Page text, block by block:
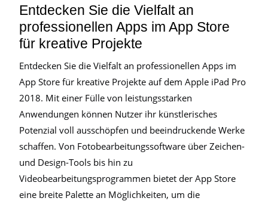
Entdecken Sie die Vielfalt an
professionellen Apps im App Store
für kreative Projekte
Entdecken Sie die Vielfalt an professionellen Apps im
App Store für kreative Projekte auf dem Apple iPad Pro
2018. Mit einer Fülle von leistungsstarken
Anwendungen können Nutzer ihr künstlerisches
Potenzial voll ausschöpfen und beeindruckende Werke
schaffen. Von Fotobearbeitungssoftware über Zeichen-
und Design-Tools bis hin zu
Videobearbeitungsprogrammen bietet der App Store
eine breite Palette an Möglichkeiten, um die